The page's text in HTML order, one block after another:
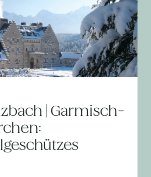
| Garmisch-